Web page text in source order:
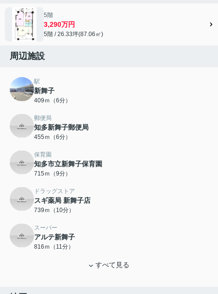
5階
3,290万円
5階 / 26.33坪(87.06㎡)
周辺施設
駅
新舞子
409ｍ（6分）
郵便局
知多新舞子郵便局
455ｍ（6分）
保育園
知多市立新舞子保育園
715ｍ（9分）
ドラッグストア
スギ薬局 新舞子店
739ｍ（10分）
スーパー
アルテ新舞子
816ｍ（11分）
すべて見る